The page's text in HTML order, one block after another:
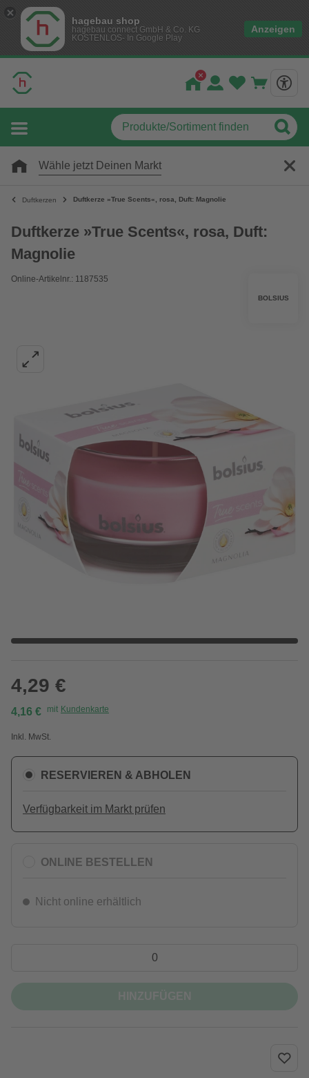
hagebau shop
hagebau connect GmbH & Co. KG
KOSTENLOS- In Google Play
Anzeigen
Wähle jetzt Deinen Markt
Duftkerzen Duftkerze »True Scents«, rosa, Duft: Magnolie
Duftkerze »True Scents«, rosa, Duft:
Magnolie
Online-Artikelnr.: 1187535
BOLSIUS
4,29 €
4,16 € mit Kundenkarte
Inkl. MwSt.
RESERVIEREN & ABHOLEN
Verfügbarkeit im Markt prüfen
ONLINE BESTELLEN
Nicht online erhältlich